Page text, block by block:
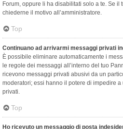
Forum, oppure li ha disabilitati solo a te. Se il
chiederne il motivo all’amministratore.
Top
Continuano ad arrivarmi messaggi privati
È possibile eliminare automaticamente i
le regole dei messaggi all’interno del tuo
ricevono messaggi privati ​​abusivi da un
moderatori; essi hanno il potere di impedire
privati​​.
Top
Ho ricevuto un messaggio di posta